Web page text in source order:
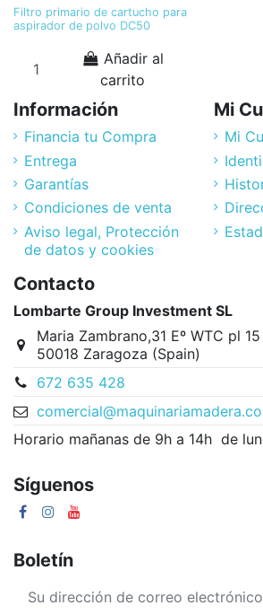
Filtro primario de cartucho para
aspirador de polvo DC50
Añadir al
carrito
Información
Financia tu Compra
Entrega
Garantías
Condiciones de venta
Aviso legal, Protección
de datos y cookies
Mi
Mi
Contacto
Lombarte Group Investment SL
Maria Zambrano,31 Eº WTC pl 15
50018 Zaragoza (Spain)
672 635 428
Horario mañanas de 9h a 14h de
Síguenos
Boletín